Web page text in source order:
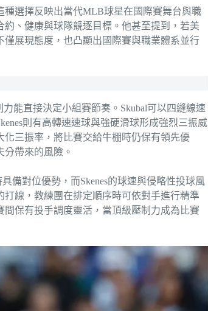
選擇反映出當代MLB球星在國際賽舞台與職
、健康與球隊競逐目標。他甚至提到，若美
展現態度，也凸顯出國際賽與職業體系並行
能直接決定小組賽節奏。Skubal可以四縫線速
則有高轉速速球與強硬滑球形成強烈三振威
三振率，將比賽交給牛棚時仍保有領先優
帶來的風險。
備對位優勢，而Skenes的球速與侵略性投球風
線，教練團在排定順序時可依對手進行精準
保有投手調度靈活，當頂級壓制力成為比賽